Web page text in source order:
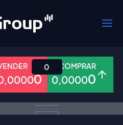
Forex Metais Ações
0
COMPRAR
0,00000
0